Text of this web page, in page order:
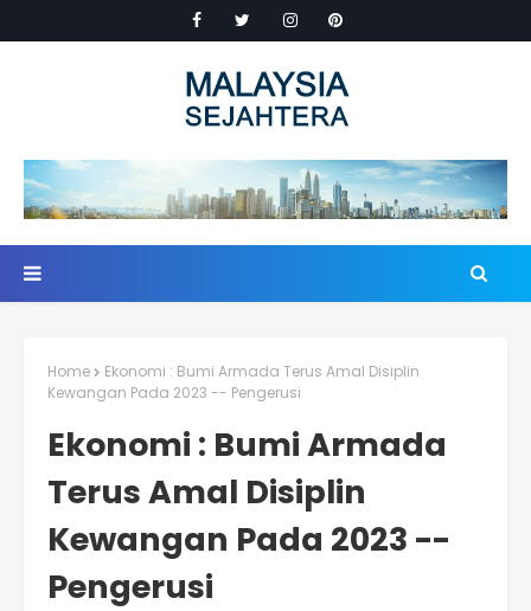
Home
Ekonomi : Bumi Armada Terus Amal Disiplin
Kewangan Pada 2023 -- Pengerusi
Ekonomi : Bumi Armada
Terus Amal Disiplin
Kewangan Pada 2023 --
Pengerusi